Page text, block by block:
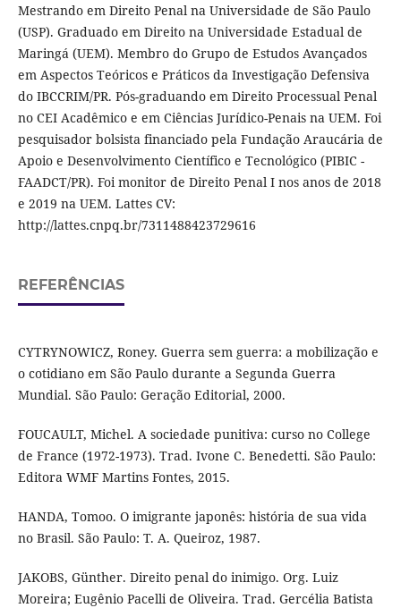
Mestrando em Direito Penal na Universidade de São Paulo
(USP). Graduado em Direito na Universidade Estadual de
Maringá (UEM). Membro do Grupo de Estudos Avançados
em Aspectos Teóricos e Práticos da Investigação Defensiva
do IBCCRIM/PR. Pós-graduando em Direito Processual Penal
no CEI Acadêmico e em Ciências Jurídico-Penais na UEM. Foi
pesquisador bolsista financiado pela Fundação Araucária de
Apoio e Desenvolvimento Científico e Tecnológico (PIBIC -
FAADCT/PR). Foi monitor de Direito Penal I nos anos de 2018
e 2019 na UEM. Lattes CV:
http://lattes.cnpq.br/7311488423729616
REFERÊNCIAS
CYTRYNOWICZ, Roney. Guerra sem guerra: a mobilização e
o cotidiano em São Paulo durante a Segunda Guerra
Mundial. São Paulo: Geração Editorial, 2000.
FOUCAULT, Michel. A sociedade punitiva: curso no College
de France (1972-1973). Trad. Ivone C. Benedetti. São Paulo:
Editora WMF Martins Fontes, 2015.
HANDA, Tomoo. O imigrante japonês: história de sua vida
no Brasil. São Paulo: T. A. Queiroz, 1987.
JAKOBS, Günther. Direito penal do inimigo. Org. Luiz
Moreira; Eugênio Pacelli de Oliveira. Trad. Gercélia Batista